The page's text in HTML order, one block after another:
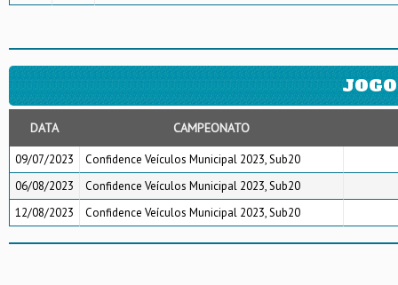
DATA CAMPEONATO
09/07/2023
Confidence Veículos Municipal 2023, Sub20
06/08/2023
Confidence Veículos Municipal 2023, Sub20
12/08/2023
Confidence Veículos Municipal 2023, Sub20